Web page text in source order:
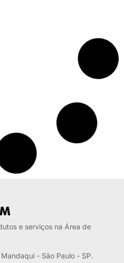
Drystar DT 2B AGFA
Orçamento